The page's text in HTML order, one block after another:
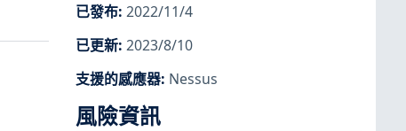
已發布: 2022/11/4
已更新: 2023/8/10
支援的感應器: Nessus
風險資訊